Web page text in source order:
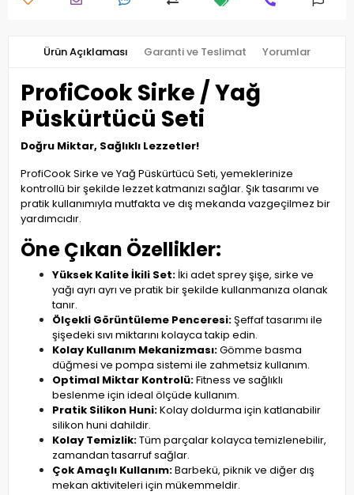
Ürün Açıklaması Garanti ve Teslimat Yorumlar
ProfiCook Sirke / Yağ
Püskürtücü Seti
Doğru Miktar, Sağlıklı Lezzetler!
ProfiCook Sirke ve Yağ Püskürtücü Seti, yemeklerinize
kontrollü bir şekilde lezzet katmanızı sağlar. Şık tasarımı ve
pratik kullanımıyla mutfakta ve dış mekanda vazgeçilmez bir
yardımcıdır.
Öne Çıkan Özellikler:
Yüksek Kalite İkili Set: İki adet sprey şişe, sirke ve
yağı ayrı ayrı ve pratik bir şekilde kullanmanıza olanak
tanır.
Ölçekli Görüntüleme Penceresi:Şeffaf tasarımı ile
şişedeki sıvı miktarını kolayca takip edin.
Kolay Kullanım Mekanizması:Gömme basma
düğmesi ve pompa sistemi ile zahmetsiz kullanım.
Optimal Miktar Kontrolü:Fitness ve sağlıklı
beslenme için ideal ölçüde kullanım.
Pratik Silikon Huni:Kolay doldurma için katlanabilir
silikon huni dahildir.
Kolay Temizlik:Tüm parçalar kolayca temizlenebilir,
zamandan tasarruf sağlar.
Çok Amaçlı Kullanım:Barbekü, piknik ve diğer dış
mekan aktiviteleri için mükemmeldir.